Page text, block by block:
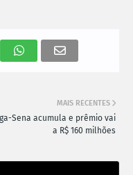
MAIS RECENTES
Sena acumula e prêmio vai
a R$ 160 milhões